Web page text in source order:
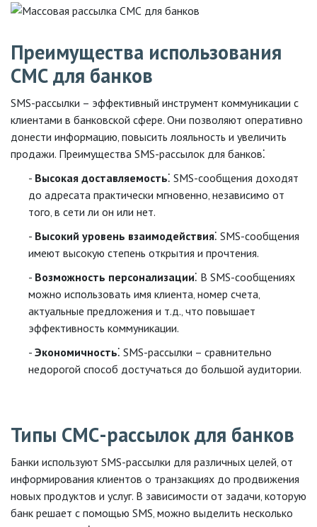
Преимущества использования
СМС для банков
SMS-рассылки – эффективный инструмент коммуникации с
клиентами в банковской сфере. Они позволяют оперативно
донести информацию‚ повысить лояльность и увеличить
продажи. Преимущества SMS-рассылок для банков⁚
Высокая доставляемость⁚ SMS-сообщения доходят
до адресата практически мгновенно‚ независимо от
того‚ в сети ли он или нет.
Высокий уровень взаимодействия⁚ SMS-сообщения
имеют высокую степень открытия и прочтения.
Возможность персонализации⁚ В SMS-сообщениях
можно использовать имя клиента‚ номер счета‚
актуальные предложения и т.д.‚ что повышает
эффективность коммуникации.
Экономичность⁚ SMS-рассылки – сравнительно
недорогой способ достучаться до большой аудитории.
Типы СМС-рассылок для банков
Банки используют SMS-рассылки для различных целей‚ от
информирования клиентов о транзакциях до продвижения
новых продуктов и услуг. В зависимости от задачи‚ которую
банк решает с помощью SMS‚ можно выделить несколько